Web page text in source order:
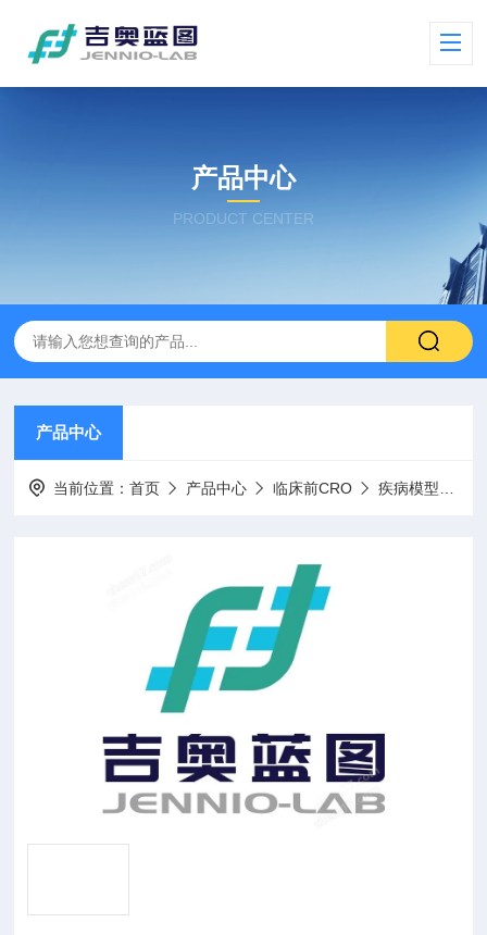
产品中心
PRODUCT CENTER
产品中心
当前位置：首页 产品中心 临床前CRO 疾病模型体内药效学